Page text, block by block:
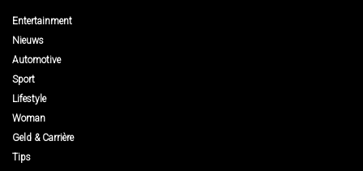
Entertainment
Nieuws
Automotive
Sport
Lifestyle
Woman
Geld & Carrière
Tips